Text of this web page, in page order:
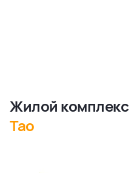
Жилой комплекс
Tao